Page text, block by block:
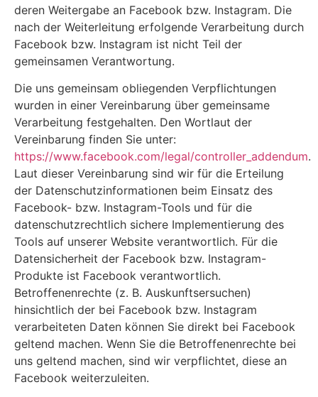
deren Weitergabe an Facebook bzw. Instagram. Die
nach der Weiterleitung erfolgende Verarbeitung durch
Facebook bzw. Instagram ist nicht Teil der
gemeinsamen Verantwortung.
Die uns gemeinsam obliegenden Verpflichtungen
wurden in einer Vereinbarung über gemeinsame
Verarbeitung festgehalten. Den Wortlaut der
Vereinbarung finden Sie unter:
https://www.facebook.com/legal/controller_addendum.
Laut dieser Vereinbarung sind wir für die Erteilung
der Datenschutzinformationen beim Einsatz des
Facebook- bzw. Instagram-Tools und für die
datenschutzrechtlich sichere Implementierung des
Tools auf unserer Website verantwortlich. Für die
Datensicherheit der Facebook bzw. Instagram-
Produkte ist Facebook verantwortlich.
Betroffenenrechte (z. B. Auskunftsersuchen)
hinsichtlich der bei Facebook bzw. Instagram
verarbeiteten Daten können Sie direkt bei Facebook
geltend machen. Wenn Sie die Betroffenenrechte bei
uns geltend machen, sind wir verpflichtet, diese an
Facebook weiterzuleiten.